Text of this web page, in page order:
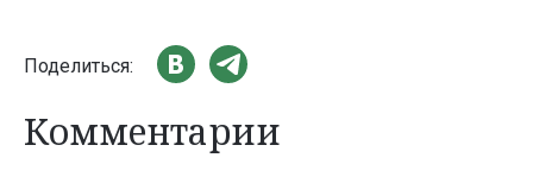
Поделиться:
Комментарии